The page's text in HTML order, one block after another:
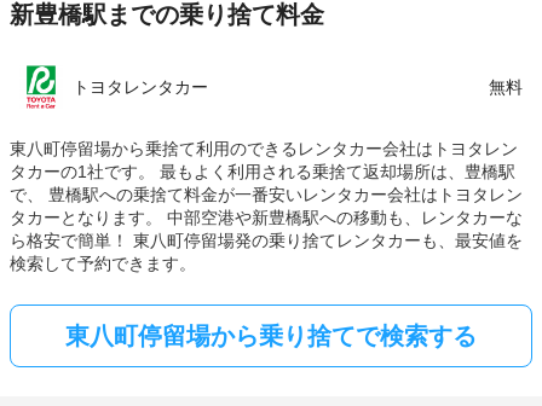
新豊橋駅までの乗り捨て料金
トヨタレンタカー 無料
東八町停留場から乗捨て利用のできるレンタカー会社はトヨタレン
タカーの1社です。 最もよく利用される乗捨て返却場所は、豊橋駅
で、 豊橋駅への乗捨て料金が一番安いレンタカー会社はトヨタレン
タカーとなります。 中部空港や新豊橋駅への移動も、レンタカーな
ら格安で簡単！ 東八町停留場発の乗り捨てレンタカーも、最安値を
検索して予約できます。
東八町停留場から乗り捨てで検索する